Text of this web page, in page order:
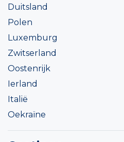
Duitsland
Polen
Luxemburg
Zwitserland
Oostenrijk
Ierland
Italië
Oekraïne